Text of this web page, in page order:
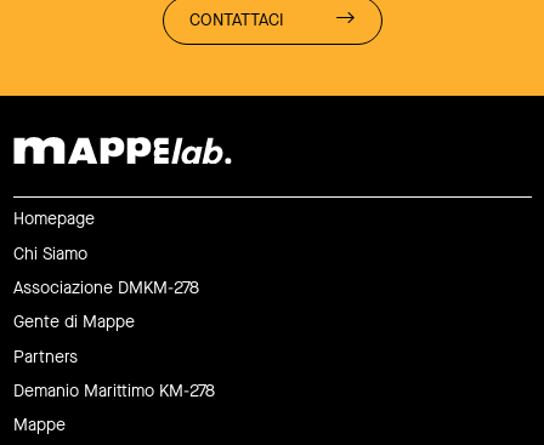
CONTATTACI
Homepage
Chi Siamo
Associazione DMKM-278
Gente di Mappe
Partners
Demanio Marittimo KM-278
Mappe